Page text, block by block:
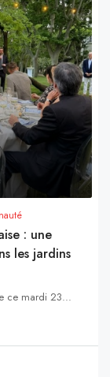
: une
les jardins
ce mardi 23...